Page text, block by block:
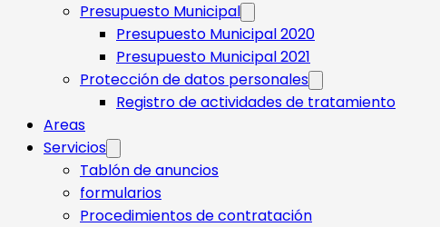
Presupuesto Municipal
Presupuesto Municipal 2020
Presupuesto Municipal 2021
Protección de datos personales
Registro de actividades de tratamiento
Areas
Servicios
Tablón de anuncios
formularios
Procedimientos de contratación